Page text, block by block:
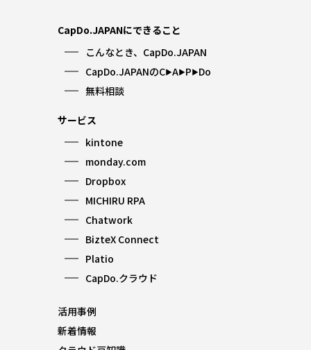
CapDo.JAPANにできること
こんなとき、CapDo.JAPAN
CapDo.JAPANのC▶︎A▶︎P▶︎Do
無料相談
サービス
kintone
monday.com
Dropbox
MICHIRU RPA
Chatwork
BizteX Connect
Platio
CapDo.クラウド
活用事例
新着情報